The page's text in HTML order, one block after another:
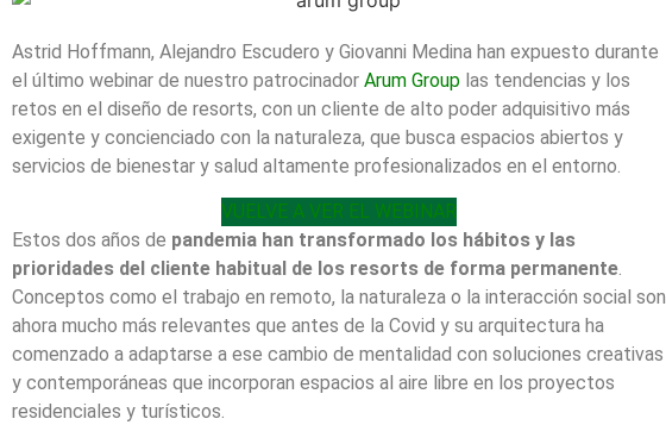
Astrid Hoffmann, Alejandro Escudero y Giovanni Medina han expuesto durante
el último webinar de nuestro patrocinador Arum Group las tendencias y los
retos en el diseño de resorts, con un cliente de alto poder adquisitivo más
exigente y concienciado con la naturaleza, que busca espacios abiertos y
servicios de bienestar y salud altamente profesionalizados en el entorno.
VUELVE A VER EL WEBINAR
Estos dos años de pandemia han transformado los hábitos y las
prioridades del cliente habitual de los resorts de forma permanente.
Conceptos como el trabajo en remoto, la naturaleza o la interacción social son
ahora mucho más relevantes que antes de la Covid y su arquitectura ha
comenzado a adaptarse a ese cambio de mentalidad con soluciones creativas
y contemporáneas que incorporan espacios al aire libre en los proyectos
residenciales y turísticos.